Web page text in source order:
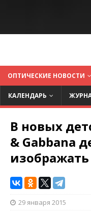
ОПТИЧЕСКИЕ НОВОСТИ
КАЛЕНДАРЬ
В новых
& Gabbana
29 января 2015